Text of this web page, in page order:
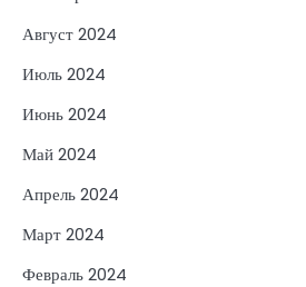
Август 2024
Июль 2024
Июнь 2024
Май 2024
Апрель 2024
Март 2024
Февраль 2024